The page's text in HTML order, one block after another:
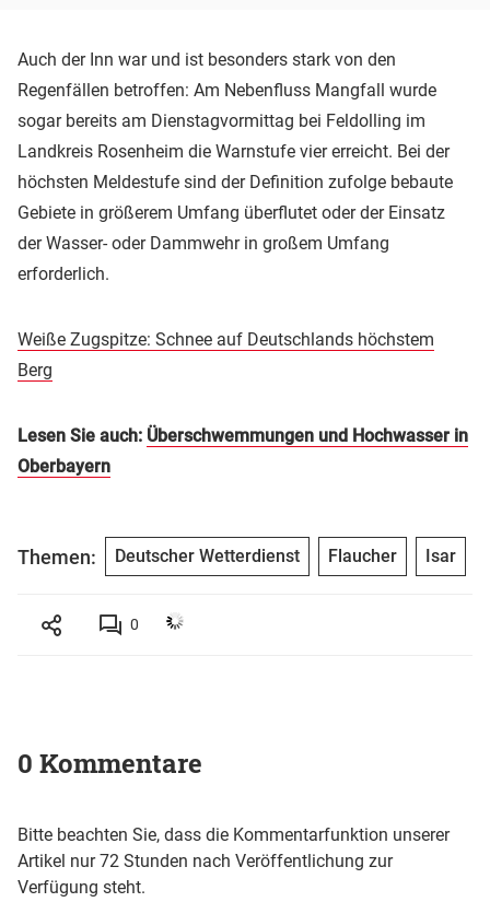
Auch der Inn war und ist besonders stark von den
Regenfällen betroffen: Am Nebenfluss Mangfall wurde
sogar bereits am Dienstagvormittag bei Feldolling im
Landkreis Rosenheim die Warnstufe vier erreicht. Bei der
höchsten Meldestufe sind der Definition zufolge bebaute
Gebiete in größerem Umfang überflutet oder der Einsatz
der Wasser- oder Dammwehr in großem Umfang
erforderlich.
Weiße Zugspitze: Schnee auf Deutschlands höchstem
Berg
Lesen Sie auch: Überschwemmungen und Hochwasser in
Oberbayern
Themen: Deutscher Wetterdienst Flaucher Isar
0
0 Kommentare
Bitte beachten Sie, dass die Kommentarfunktion unserer
Artikel nur 72 Stunden nach Veröffentlichung zur
Verfügung steht.